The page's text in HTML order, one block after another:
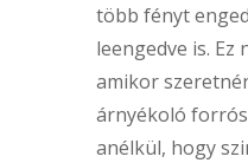
több fényt
leengedve is. Ez
amikor
árnyékoló
anélkül, hogy